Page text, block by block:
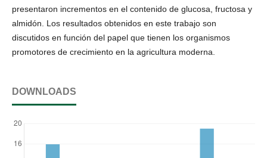
presentaron incrementos en el contenido de glucosa, fructosa y
almidón. Los resultados obtenidos en este trabajo son
discutidos en función del papel que tienen los organismos
promotores de crecimiento en la agricultura moderna.
DOWNLOADS